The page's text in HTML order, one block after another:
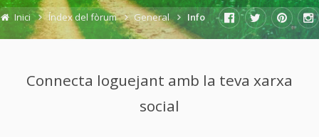
Inici Índex del fòrum General Info
Connecta loguejant amb la teva xarxa
social